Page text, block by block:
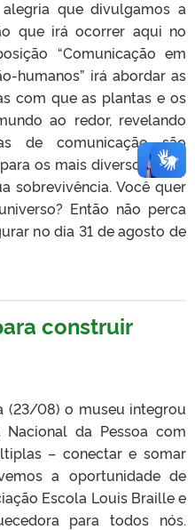
que divulgamos a
que irá ocorrer aqui no
“Comunicação em
humanos” irá abordar as
com que as plantas e os
ao redor, revelando
de comunicação são
os mais diversos fins e
sobrevivência. Você quer
Então não perca
no dia 31 de agosto de
construir
(23/08) o museu integrou
da Pessoa com
– conectar e somar
a oportunidade de
Escola Louis Braille e
para todos nós.